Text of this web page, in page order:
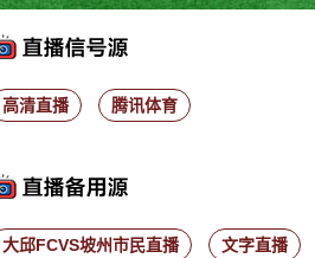
高清直播 腾讯体育
大邱FCVS坡州市民直播 文字直播